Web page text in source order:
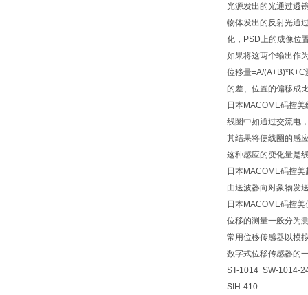
光源发出的光通过透
物体发出的反射光通
化，PSD上的成像位
如果将这两个输出作
位移量=A/
的差、位置的偏移成
日本MACOME码控
线圈中如通过交流电
其结果将使线圈的感
这种感应的变化量是
日本MACOME码控
由送波器向对象物发
日本MACOME码控
位移的测量一般分为
常用位移传感器以模
数字式位移传感器的
ST-1014 SW-1014-
SIH-410